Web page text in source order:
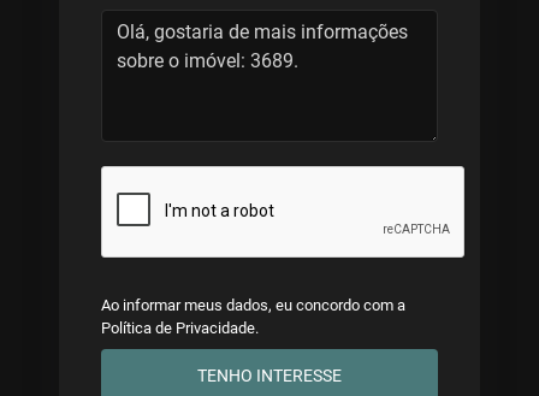
Ao informar meus dados, eu concordo com a
Política de Privacidade.
TENHO INTERESSE